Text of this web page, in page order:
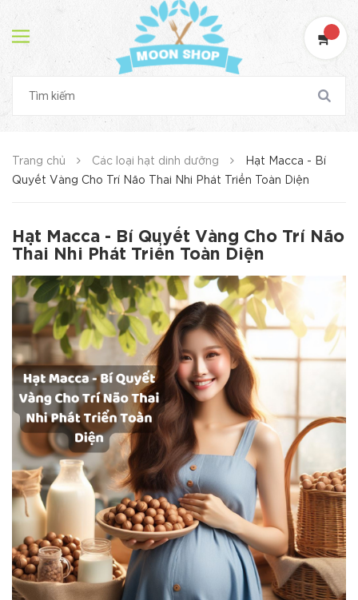
Trang chủ Các loại hạt dinh dưỡng
Hạt Macca - Bí
Quyết Vàng Cho Trí Não Thai Nhi Phát Triển Toàn Diện
Hạt Macca - Bí Quyết Vàng Cho Trí Não
Thai Nhi Phát Triển Toàn Diện